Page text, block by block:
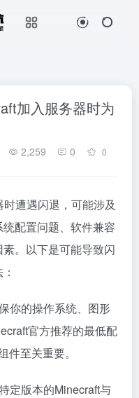
加入服务器时为
2,259 0 0
遭遇闪退，可能涉及
配置问题、软件兼容
。以下是可能导致闪
你的操作系统、图形
官方推荐的最低配
至关重要。
定版本的Minecraft与